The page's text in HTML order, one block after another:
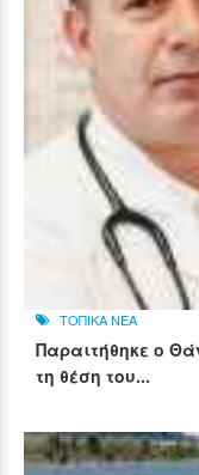
ΤΟΠΙΚΑ ΝΕΑ
Παραιτήθηκε ο
τη θέση του...